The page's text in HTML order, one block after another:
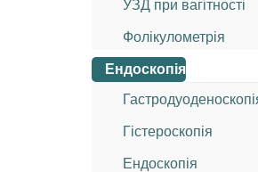
УЗД при вагітності
Фолікулометрія
Ендоскопія
Гістероскопія
Ендоскопія